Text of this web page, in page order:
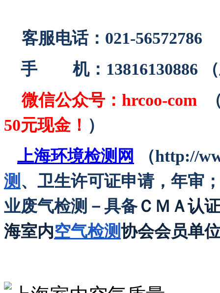
客服电话：021-56572786
手 机：13816130886 （
微信公众号： hrcoo-com
50元现金！ ）
上海环境检测网
（http://
测 、卫生许可证申请，年审
业废气检测－具备ＣＭＡ认
海室内空气检测协会会员单